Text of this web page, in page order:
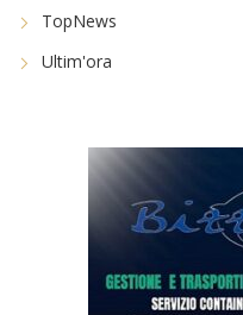
TopNews
Ultim'ora